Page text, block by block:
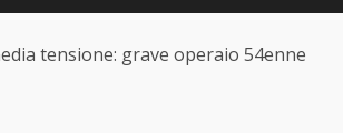
tensione: grave operaio 54enne